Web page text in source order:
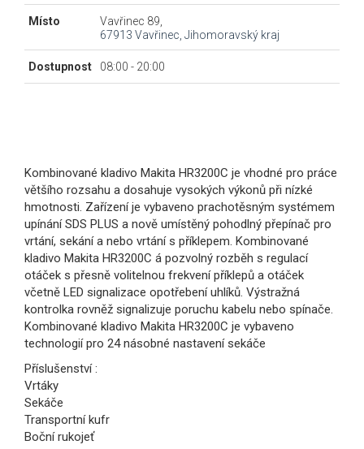
Místo
Vavřinec 89,
67913 Vavřinec, Jihomoravský kraj
Dostupnost 08:00 - 20:00
Kombinované kladivo Makita HR3200C je vhodné pro práce
většího rozsahu a dosahuje vysokých výkonů při nízké
hmotnosti. Zařízení je vybaveno prachotěsným systémem
upínání SDS PLUS a nově umístěný pohodlný přepínač pro
vrtání, sekání a nebo vrtání s příklepem. Kombinované
kladivo Makita HR3200C á pozvolný rozběh s regulací
otáček s přesně volitelnou frekvení příklepů a otáček
včetně LED signalizace opotřebení uhlíků. Výstražná
kontrolka rovněž signalizuje poruchu kabelu nebo spínače.
Kombinované kladivo Makita HR3200C je vybaveno
technologií pro 24 násobné nastavení sekáče
Příslušenství :
Vrtáky
Sekáče
Transportní kufr
Boční rukojeť